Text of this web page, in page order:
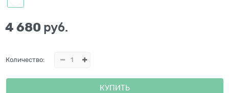
4 680 руб.
Количество:
КУПИТЬ